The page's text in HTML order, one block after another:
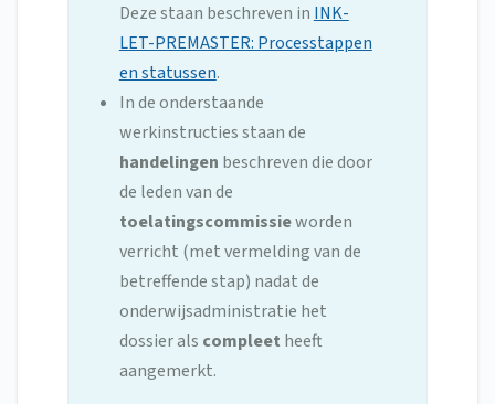
Deze staan beschreven in INK-
LET-PREMASTER: Processtappen
en statussen.
In de onderstaande
werkinstructies staan de
handelingen beschreven die door
de leden van de
toelatingscommissieworden
verricht (met vermelding van de
betreffende stap) nadat de
onderwijsadministratie het
dossier als compleet heeft
aangemerkt.